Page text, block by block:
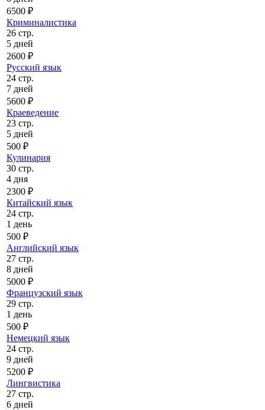
6500 ₽
Криминалистика
26 стр.
5 дней
2600 ₽
Русский язык
24 стр.
7 дней
5600 ₽
Краеведение
23 стр.
5 дней
500 ₽
Кулинария
30 стр.
4 дня
2300 ₽
Китайский язык
24 стр.
1 день
500 ₽
Английский язык
27 стр.
8 дней
5000 ₽
Французский язык
29 стр.
1 день
500 ₽
Немецкий язык
24 стр.
9 дней
5200 ₽
Лингвистика
27 стр.
6 дней